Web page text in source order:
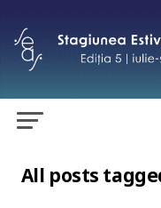
All posts